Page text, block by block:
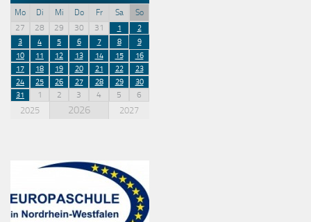
Mo Di Mi Do Fr Sa
So
27
28 29 30 31 1
2
3
4 5 6 7 8
9
10
11 12 13 14 15
16
17
18 19 20 21 22
23
24
25 26 27 28 29
30
31
1 2 3 4 5 6
2025 2026 2027